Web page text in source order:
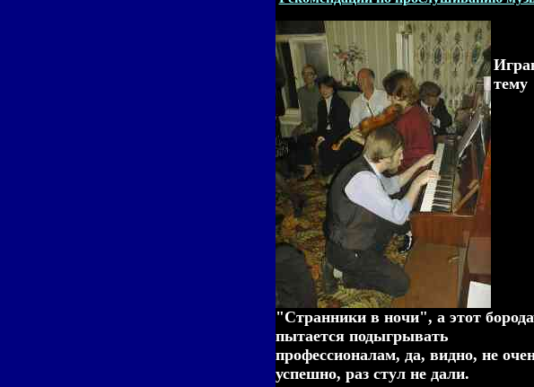
тему
"Странники в ночи", а этот
пытается подыгрывать
профессионалам, да, видно, не
успешно, раз стул не дали.